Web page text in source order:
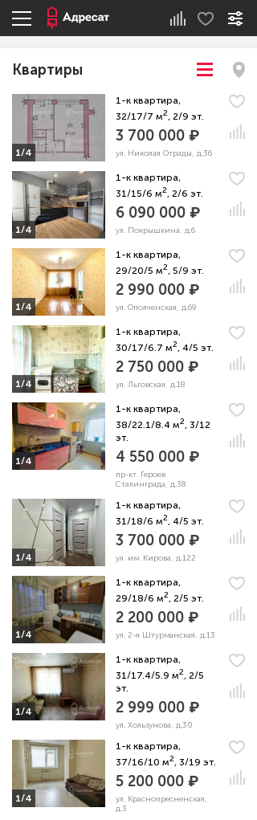
Квартиры
1/4
1-к квартира,
32/17/7 м2, 2/9 эт.
3 700 000 ₽
ул. Николая Отрады, д.36
1/4
1-к квартира,
31/15/6 м2, 2/6 эт.
6 090 000 ₽
ул. Покрышкина, д.6
1/4
1-к квартира,
29/20/5 м2, 5/9 эт.
2 990 000 ₽
ул. Ополченская, д.69
1/4
1-к квартира,
30/17/6.7 м2, 4/5 эт.
2 750 000 ₽
ул. Льговская, д.18
1/4
1-к квартира,
38/22.1/8.4 м2, 3/12
эт.
4 550 000 ₽
пр-кт. Героев
Сталинграда, д.38
1/4
1-к квартира,
31/18/6 м2, 4/5 эт.
3 700 000 ₽
ул. им. Кирова, д.122
1/4
1-к квартира,
29/18/6 м2, 2/5 эт.
2 200 000 ₽
ул. 2-я Штурманская, д.13
1/4
1-к квартира,
31/17.4/5.9 м2, 2/5
эт.
2 999 000 ₽
ул. Хользунова, д.30
1/4
1-к квартира,
37/16/10 м2, 3/19 эт.
5 200 000 ₽
ул. Краснопресненская,
д.3